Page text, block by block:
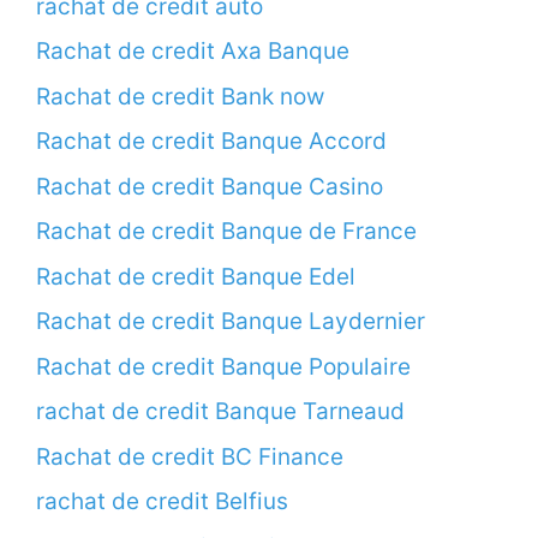
rachat de credit auto
Rachat de credit Axa Banque
Rachat de credit Bank now
Rachat de credit Banque Accord
Rachat de credit Banque Casino
Rachat de credit Banque de France
Rachat de credit Banque Edel
Rachat de credit Banque Laydernier
Rachat de credit Banque Populaire
rachat de credit Banque Tarneaud
Rachat de credit BC Finance
rachat de credit Belfius